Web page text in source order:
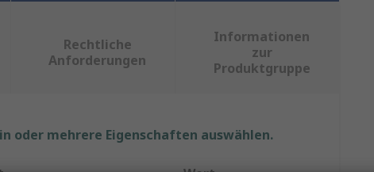
Rechtliche
Anforderungen
Informationen
zur
Produktgruppe
oder mehrere Eigenschaften auswählen.